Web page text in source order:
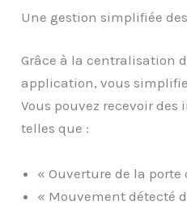
Une gestion simplifiée
Grâce à la centralisation
application, vous
Vous pouvez recevoir
telles que :
« Ouverture de la porte
« Mouvement détecté